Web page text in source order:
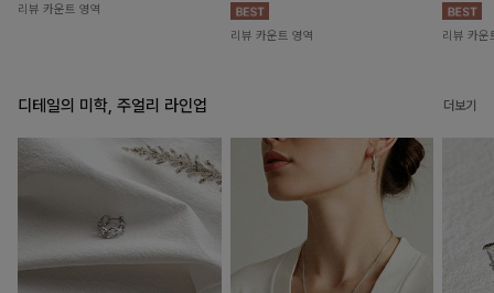
리뷰 카운트 영역
리뷰 카운트 영역 리뷰 카운
디테일의 미학, 주얼리 라인업 더보기